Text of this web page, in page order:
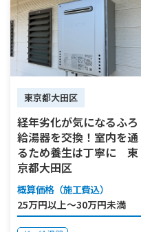
東京都大田区
経年劣化が気になるふろ
給湯器を交換！室内を通
るため養生は丁寧に 東
京都大田区
概算価格（施工費込）
25万円以上～30万円未満